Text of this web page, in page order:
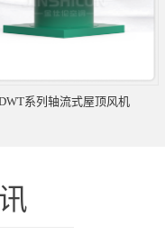
系列轴流式屋顶风机